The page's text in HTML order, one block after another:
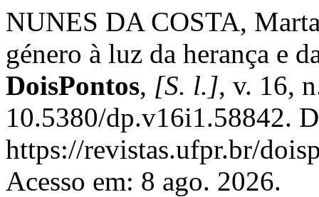
NUNES DA COSTA,
género à luz da herança e
DoisPontos, [S. l.], v. 16,
10.5380/dp.v16i1.58842.
https://revistas.ufpr.br/
Acesso em: 8 ago. 2026.